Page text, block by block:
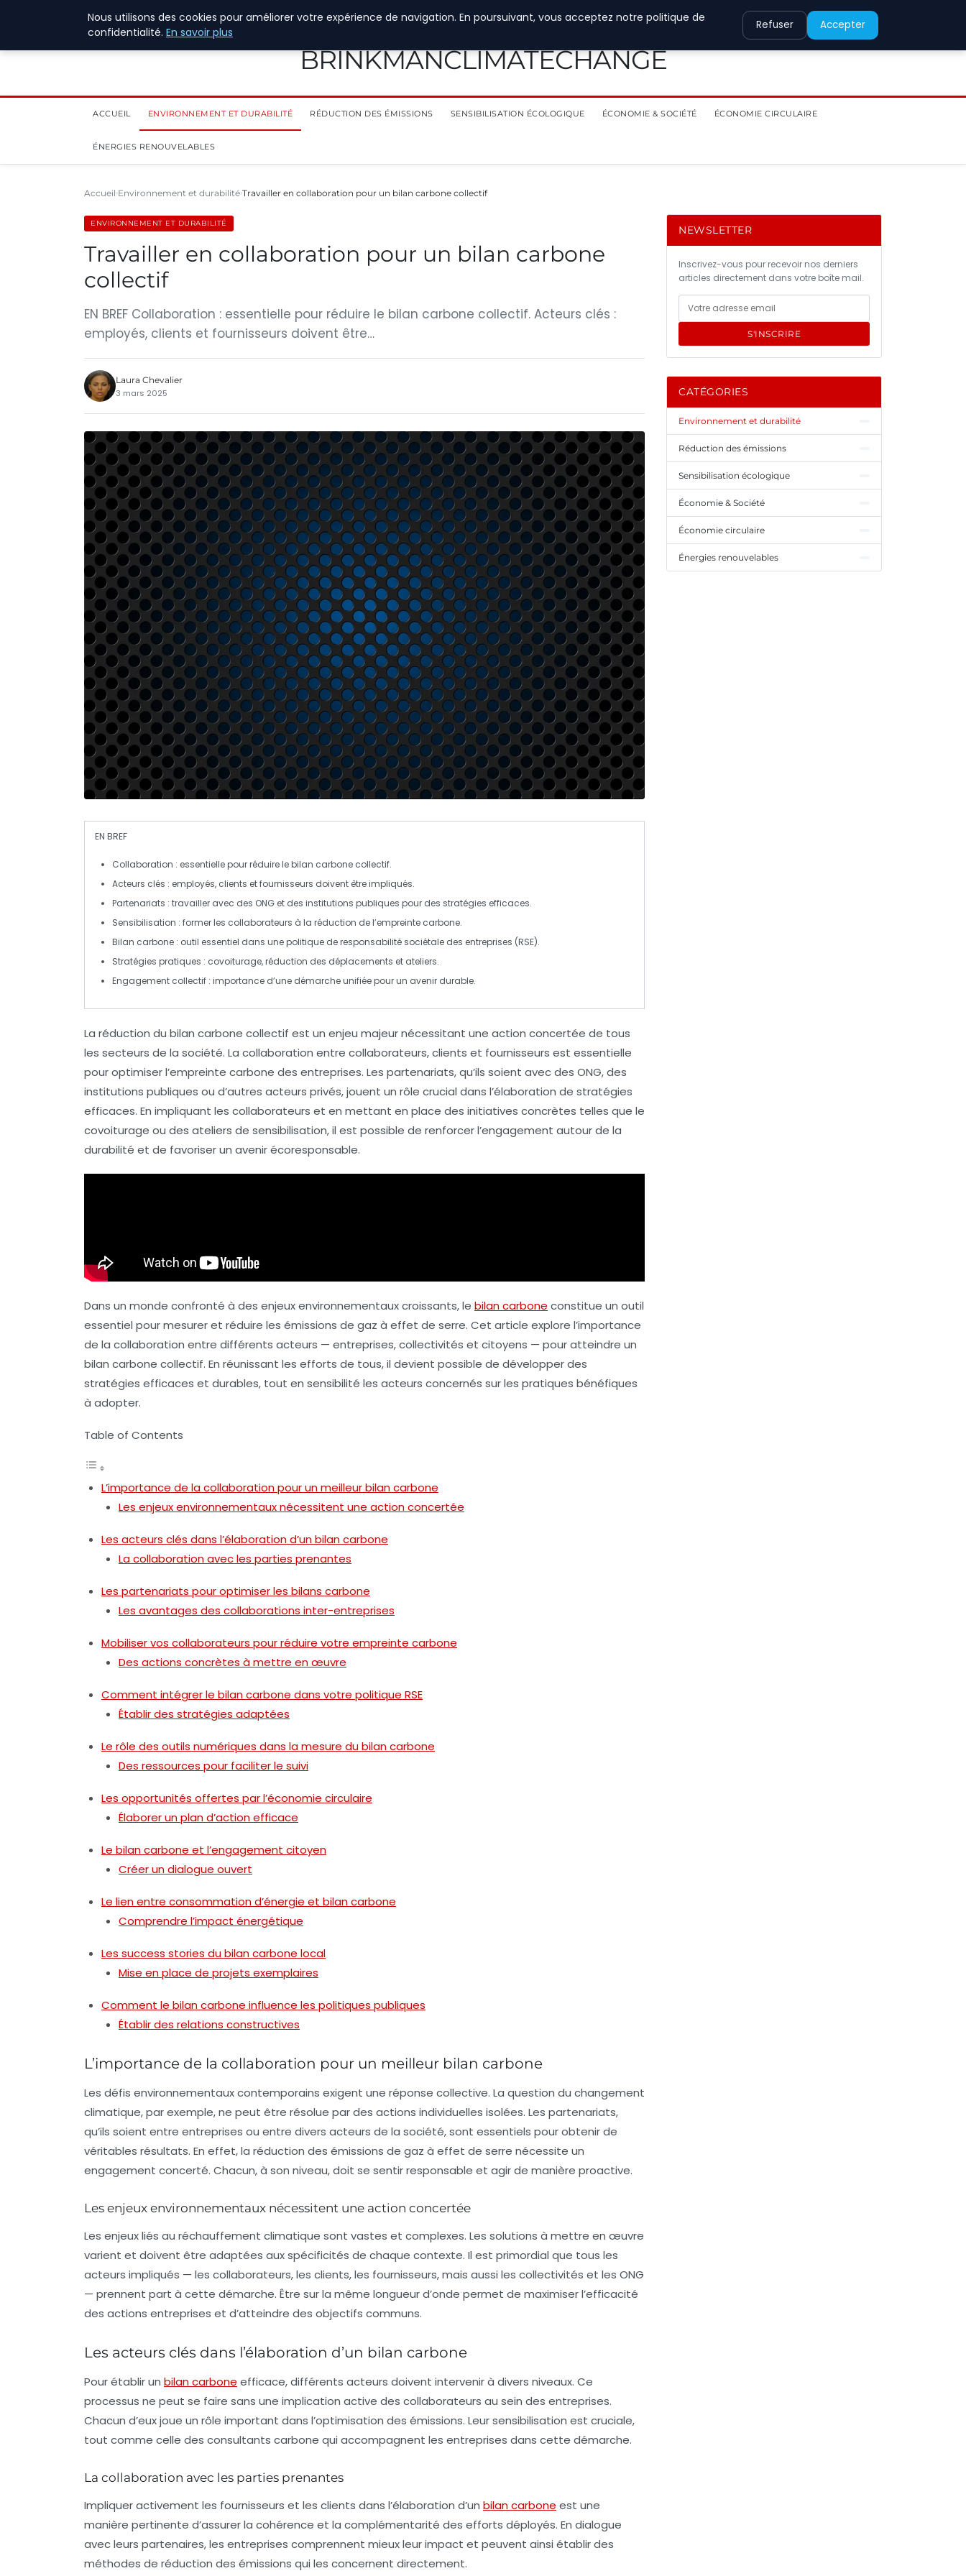
28 juillet 2026
BRINKMANCLIMATECHANGE
ACCUEIL ENVIRONNEMENT ET DURABILITÉ RÉDUCTION DES ÉMISSIONS SENSIBILISATION ÉCOLOGIQUE ÉCONOMIE & SOCIÉTÉ ÉCONOMIE CIRCULAIRE
ÉNERGIES RENOUVELABLES
Accueil Environnement et durabilité Travailler en collaboration pour un bilan carbone collectif
ENVIRONNEMENT ET DURABILITÉ
Travailler en collaboration pour un bilan carbone
collectif
EN BREF Collaboration : essentielle pour réduire le bilan carbone collectif. Acteurs clés :
employés, clients et fournisseurs doivent être…
Laura Chevalier
3 mars 2025
EN BREF
Collaboration : essentielle pour réduire lebilan carbone collectif.
Acteurs clés : employés, clients et fournisseurs doivent être impliqués.
Partenariats : travailler avec des ONG et des institutions publiques pour des stratégies efficaces.
Sensibilisation : former les collaborateurs à la réduction de l’empreinte carbone.
Bilan carbone : outil essentiel dans une politique deresponsabilité sociétale des entreprises (RSE).
Stratégies pratiques : covoiturage, réduction des déplacements et ateliers.
Engagement collectif : importance d’une démarche unifiée pour un avenir durable.
La réduction du bilan carbone collectif est un enjeu majeur nécessitant une action concertée de tous
les secteurs de la société. La collaboration entre collaborateurs,clients et fournisseurs est essentielle
pour optimiser l’empreinte carbone des entreprises. Les partenariats, qu’ils soient avec des ONG, des
institutions publiques ou d’autres acteurs privés, jouent un rôle crucial dans l’élaboration de stratégies
efficaces. En impliquant les collaborateurs et en mettant en place des initiatives concrètes telles que le
covoiturage ou des ateliers de sensibilisation, il est possible de renforcer l’engagement autour de la
durabilité et de favoriser un avenir écoresponsable.
Dans un monde confronté à des enjeux environnementaux croissants, le bilan carbone constitue un outil
essentiel pour mesurer et réduire les émissions de gaz à effet de serre. Cet article explore l’importance
de la collaboration entre différents acteurs — entreprises, collectivités et citoyens — pour atteindre un
bilan carbone collectif. En réunissant les efforts de tous, il devient possible de développer des
stratégies efficaces et durables, tout en sensibilité les acteurs concernés sur les pratiques bénéfiques
à adopter.
Table of Contents
L’importance de la collaboration pour un meilleur bilan carbone
Les enjeux environnementaux nécessitent une action concertée
Les acteurs clés dans l’élaboration d’un bilan carbone
La collaboration avec les parties prenantes
Les partenariats pour optimiser les bilans carbone
Les avantages des collaborations inter-entreprises
Mobiliser vos collaborateurs pour réduire votre empreinte carbone
Des actions concrètes à mettre en œuvre
Comment intégrer le bilan carbone dans votre politique RSE
Établir des stratégies adaptées
Le rôle des outils numériques dans la mesure du bilan carbone
Des ressources pour faciliter le suivi
Les opportunités offertes par l’économie circulaire
Élaborer un plan d’action efficace
Le bilan carbone et l’engagement citoyen
Créer un dialogue ouvert
Le lien entre consommation d’énergie et bilan carbone
Comprendre l’impact énergétique
Les success stories du bilan carbone local
Mise en place de projets exemplaires
Comment le bilan carbone influence les politiques publiques
Établir des relations constructives
L’importance de la collaboration pour un meilleur bilan carbone
Les défis environnementaux contemporains exigent une réponse collective. La question du changement
climatique, par exemple, ne peut être résolue par des actions individuelles isolées. Les partenariats,
qu’ils soient entre entreprises ou entre divers acteurs de la société, sont essentiels pour obtenir de
véritables résultats. En effet, la réduction des émissions de gaz à effet de serre nécessite un
engagement concerté. Chacun, à son niveau, doit se sentir responsable et agir de manière proactive.
Les enjeux environnementaux nécessitent une action concertée
Les enjeux liés au réchauffement climatique sont vastes et complexes. Les solutions à mettre en œuvre
varient et doivent être adaptées aux spécificités de chaque contexte. Il est primordial que tous les
acteurs impliqués — les collaborateurs, les clients, les fournisseurs, mais aussi les collectivités et les ONG
— prennent part à cette démarche. Être sur la même longueur d’onde permet de maximiser l’efficacité
des actions entreprises et d’atteindre des objectifs communs.
Les acteurs clés dans l’élaboration d’un bilan carbone
Pour établir un bilan carbone efficace, différents acteurs doivent intervenir à divers niveaux. Ce
processus ne peut se faire sans une implication active des collaborateurs au sein des entreprises.
Chacun d’eux joue un rôle important dans l’optimisation des émissions. Leur sensibilisation est cruciale,
tout comme celle des consultants carbone qui accompagnent les entreprises dans cette démarche.
La collaboration avec les parties prenantes
Impliquer activement les fournisseurs et les clients dans l’élaboration d’un bilan carbone est une
manière pertinente d’assurer la cohérence et la complémentarité des efforts déployés. En dialogue
avec leurs partenaires, les entreprises comprennent mieux leur impact et peuvent ainsi établir des
méthodes de réduction des émissions qui les concernent directement.
NEWSLETTER
Inscrivez-vous pour recevoir nos derniers
articles directement dans votre boîte mail.
S'INSCRIRE
CATÉGORIES
Environnement et durabilité
Réduction des émissions
Sensibilisation écologique
Économie & Société
Économie circulaire
Énergies renouvelables
Nous utilisons des cookies pour améliorer votre expérience de navigation. En poursuivant, vous acceptez notre politique de
confidentialité. En savoir plus
Refuser Accepter